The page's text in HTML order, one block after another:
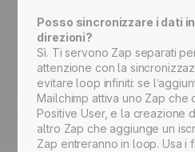
Posso sincronizzare i dati
direzioni?
Sì. Ti servono Zap separati
attenzione con la
evitare loop infiniti: se
Mailchimp attiva uno Zap che
Positive User, e la creazione
altro Zap che aggiunge un
Zap entreranno in loop. Usa i